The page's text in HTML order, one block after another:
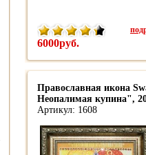
6000руб.
Православная икона
Неопалимая купина",
Артикул: 1608